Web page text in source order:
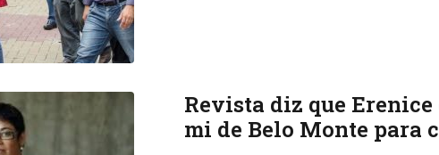
Revista diz que Erenice
mi de Belo Monte para